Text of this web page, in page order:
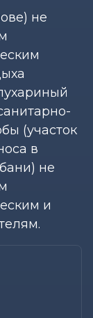
не
(участок
в
не
и